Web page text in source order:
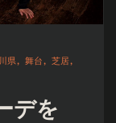
県 舞台
芝居
デを